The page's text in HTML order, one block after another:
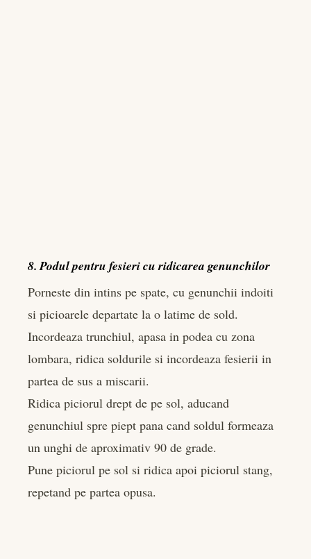
8. Podul pentru fesieri cu ridicarea genunchilor
Porneste din intins pe spate, cu genunchii indoiti
si picioarele departate la o latime de sold.
Incordeaza trunchiul, apasa in podea cu zona
lombara, ridica soldurile si incordeaza fesierii in
partea de sus a miscarii.
Ridica piciorul drept de pe sol, aducand
genunchiul spre piept pana cand soldul formeaza
un unghi de aproximativ 90 de grade.
Pune piciorul pe sol si ridica apoi piciorul stang,
repetand pe partea opusa.